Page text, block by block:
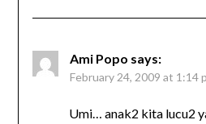
Ami Popo says:
February 24, 2009 at 1:14
Umi… anak2 kita lucu2